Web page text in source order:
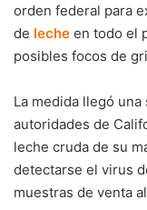
orden federal para
de leche en todo el
posibles focos de
La medida llegó
autoridades de
leche cruda de su
detectarse el virus
muestras de venta